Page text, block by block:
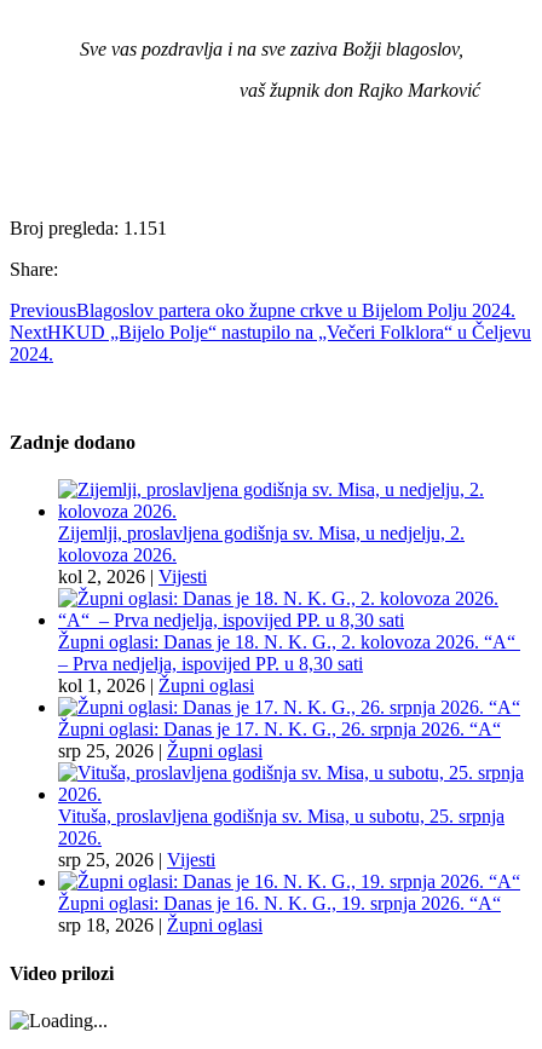
Sve vas pozdravlja i na sve zaziva Božji blagoslov,
vaš župnik don Rajko Marković
Broj pregleda: 1.151
Share:
PreviousBlagoslov partera oko župne crkve u Bijelom Polju 2024.
NextHKUD „Bijelo Polje“ nastupilo na „Večeri Folklora“ u Čeljevu
2024.
Zadnje dodano
Zijemlji, proslavljena godišnja sv. Misa, u nedjelju, 2.
kolovoza 2026.
kol 2, 2026 | Vijesti
Župni oglasi: Danas je 18. N. K. G., 2. kolovoza 2026. “A“
– Prva nedjelja, ispovijed PP. u 8,30 sati
kol 1, 2026 | Župni oglasi
Župni oglasi: Danas je 17. N. K. G., 26. srpnja 2026. “A“
srp 25, 2026 | Župni oglasi
Vituša, proslavljena godišnja sv. Misa, u subotu, 25. srpnja
2026.
srp 25, 2026 | Vijesti
Župni oglasi: Danas je 16. N. K. G., 19. srpnja 2026. “A“
srp 18, 2026 | Župni oglasi
Video prilozi